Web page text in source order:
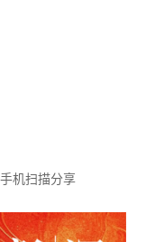
手机扫描分享